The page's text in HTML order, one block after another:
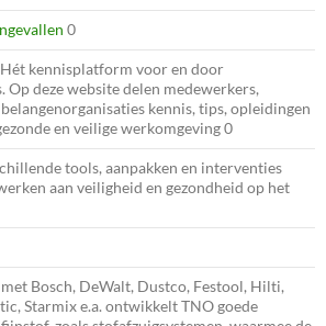
0
Hét kennisplatform voor en door
deze website delen medewerkers,
kennis, tips, opleidingen
en veilige werkomgeving 0
tools, aanpakken en interventies
aan veiligheid en gezondheid op het
met Bosch, DeWalt, Dustco, Festool, Hilti,
Starmix e.a. ontwikkelt TNO goede